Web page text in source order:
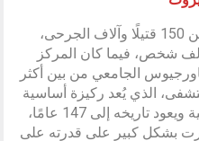
وقد أسفر انفجار المرفأ عن أكثر من 150 قتيلًا وآلاف الجرحى،
في تشريد ما يقارب 300 ألف شخص، فيما كان المركز
الجامعي من بين أكثر
الذي يُعد ركيزة أساسية
في منظومة الرعاية الصحية اللبنانية ويعود تاريخه إلى 147 عامًا،
بشكل كبير على قدرته على